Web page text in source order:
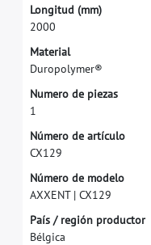
Longitud (mm)
2000
Material
Duropolymer®
Numero de piezas
1
Número de artículo
CX129
Número de modelo
AXXENT | CX129
País / región productor
Bélgica